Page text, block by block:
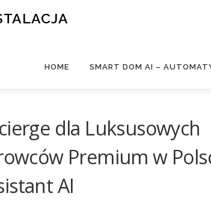
HOME SMART DOM AI –
dla Luksusowych
Premium w
AI